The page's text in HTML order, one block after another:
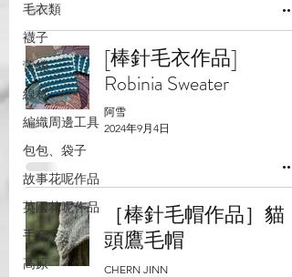
毛衣類
襪子
蕾絲
線材
編織周邊工具
包包、袋子
故事花呢作品
英國花呢作品
手套
高原
[棒針毛衣作品]
Robinia Sweater
阿雪
2024年9月4日
［棒針毛帽作品］貓
頭鷹毛帽
CHERN JINN